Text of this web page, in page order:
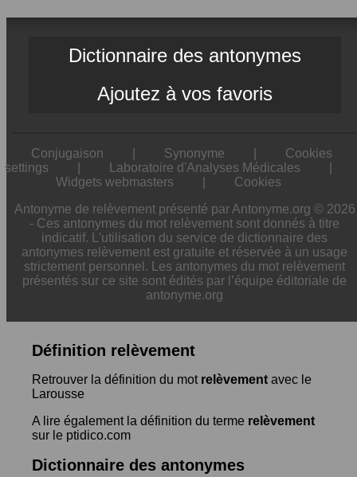
Dictionnaire des antonymes
Ajoutez à vos favoris
Conjugaison Synonyme
Cookies
settings
Laboratoire d'Analyses Médicales
Widgets webmasters
Cookies
Antonyme de relèvement présenté par Antonyme.org © 2026
- Ces antonymes du mot relèvement sont donnés à titre
indicatif. L'utilisation du service de dictionnaire des
antonymes relèvement est gratuite et réservée à un usage
strictement personnel. Les antonymes du mot relèvement
présentés sur ce site sont édités par l’équipe éditoriale de
antonyme.org
Définition relèvement
Retrouver la définition du mot relèvement avec le
Larousse
A lire également la définition du terme relèvement
sur le ptidico.com
Dictionnaire des antonymes